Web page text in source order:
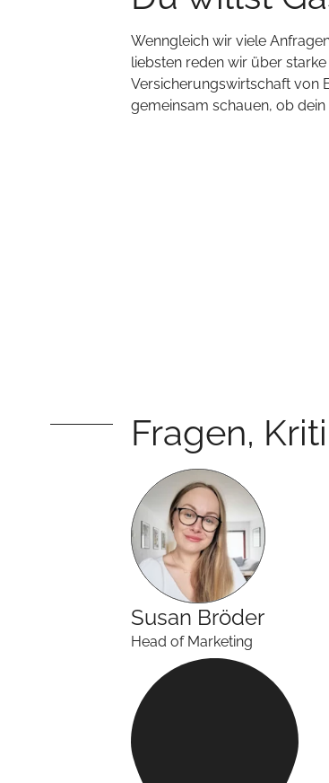
Wenngleich wir viele
liebsten reden wir über
Versicherungswirtschaft von
gemeinsam schauen, ob
Fragen,
Susan Bröder
Head of Marketing